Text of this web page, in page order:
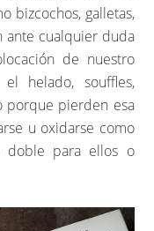
bizcochos, galletas,
ante cualquier duda
de nuestro
helado, souffles,
porque pierden esa
u oxidarse como
para ellos o